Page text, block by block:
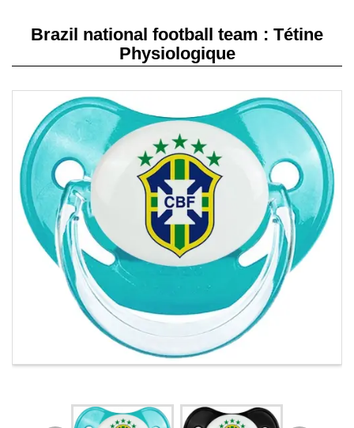
Brazil national football team : Tétine
Physiologique